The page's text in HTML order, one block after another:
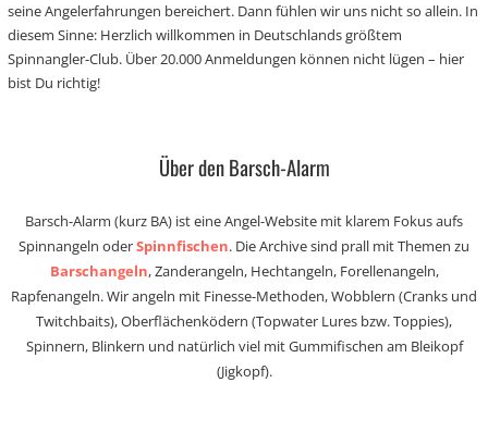
seine Angelerfahrungen bereichert. Dann fühlen wir uns nicht so allein. In
diesem Sinne: Herzlich willkommen in Deutschlands größtem
Spinnangler-Club. Über 20.000 Anmeldungen können nicht lügen – hier
bist Du richtig!
Über den Barsch-Alarm
Barsch-Alarm (kurz BA) ist eine Angel-Website mit klarem Fokus aufs
Spinnangeln oderSpinnfischen. Die Archive sind prall mit Themen zu
Barschangeln, Zanderangeln, Hechtangeln, Forellenangeln,
Rapfenangeln. Wir angeln mit Finesse-Methoden, Wobblern (Cranks und
Twitchbaits), Oberflächenködern (Topwater Lures bzw. Toppies),
Spinnern, Blinkern und natürlich viel mit Gummifischen am Bleikopf
(Jigkopf).